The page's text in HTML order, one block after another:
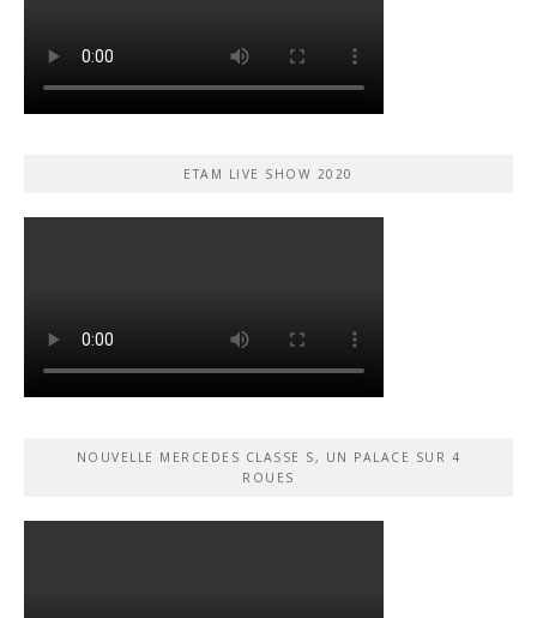
ETAM LIVE SHOW 2020
NOUVELLE MERCEDES CLASSE S, UN PALACE SUR 4
ROUES